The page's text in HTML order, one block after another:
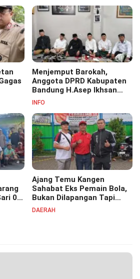
RW
Menjemput Barokah,
Anggota DPRD Kabupaten
Bandung H.Asep Ikhsan
S.Pd.M.M Hadiri Haul Akbar
Pesantren Cipasung.
INFO
09
Ajang Temu Kangen
Sahabat Eks Pemain Bola,
Bukan Dilapangan Tapi
Ditongkrongan
DAERAH